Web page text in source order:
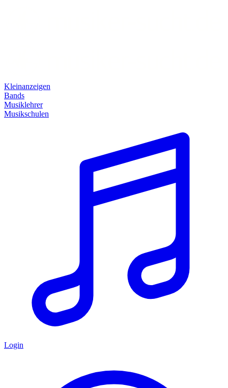
Kleinanzeigen
Bands
Musiklehrer
Musikschulen
Login